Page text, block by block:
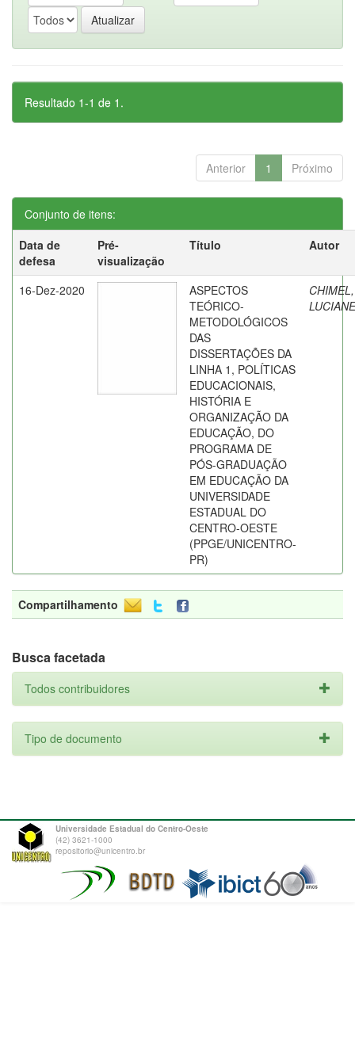
Resultado 1-1 de 1.
Anterior 1 Próximo
Conjunto de itens:
Data de
defesa
Pré-
visualização
Título Autor
16-Dez-2020
ASPECTOS
TEÓRICO-
METODOLÓGICOS
DAS
DISSERTAÇÕES DA
LINHA 1, POLÍTICAS
EDUCACIONAIS,
HISTÓRIA E
ORGANIZAÇÃO DA
EDUCAÇÃO, DO
PROGRAMA DE
PÓS-GRADUAÇÃO
EM EDUCAÇÃO DA
UNIVERSIDADE
ESTADUAL DO
CENTRO-OESTE
(PPGE/UNICENTRO-
PR)
CHIMEL,
LUCIANE
Compartilhamento
Busca facetada
Todos contribuidores
Tipo de documento
Universidade Estadual do Centro-Oeste
(42) 3621-1000
repositorio@unicentro.br